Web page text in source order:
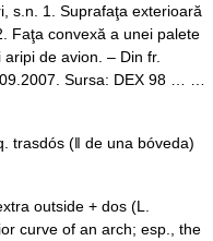
s.n. 1. Suprafaţa exterioară
Faţa convexă a unei palete
de avion. – Din fr.
Sursa: DEX 98 … …
trasdós (ǁ de una bóveda)
outside + dos (L.
curve of an arch; esp., the